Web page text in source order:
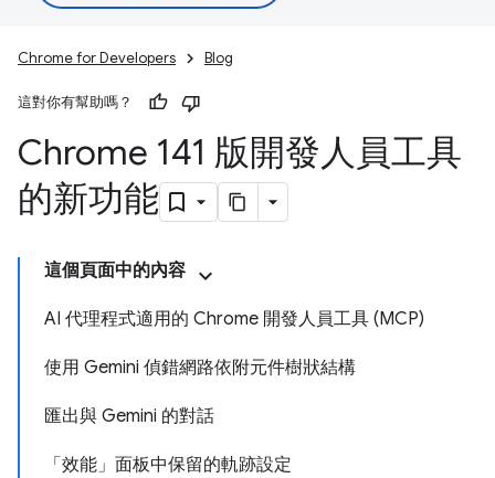
Chrome for Developers Blog
這對你有幫助嗎？
Chrome 141 版開發人員工具
的新功能
這個頁面中的內容
AI 代理程式適用的 Chrome 開發人員工具 (MCP)
使用 Gemini 偵錯網路依附元件樹狀結構
匯出與 Gemini 的對話
「效能」面板中保留的軌跡設定